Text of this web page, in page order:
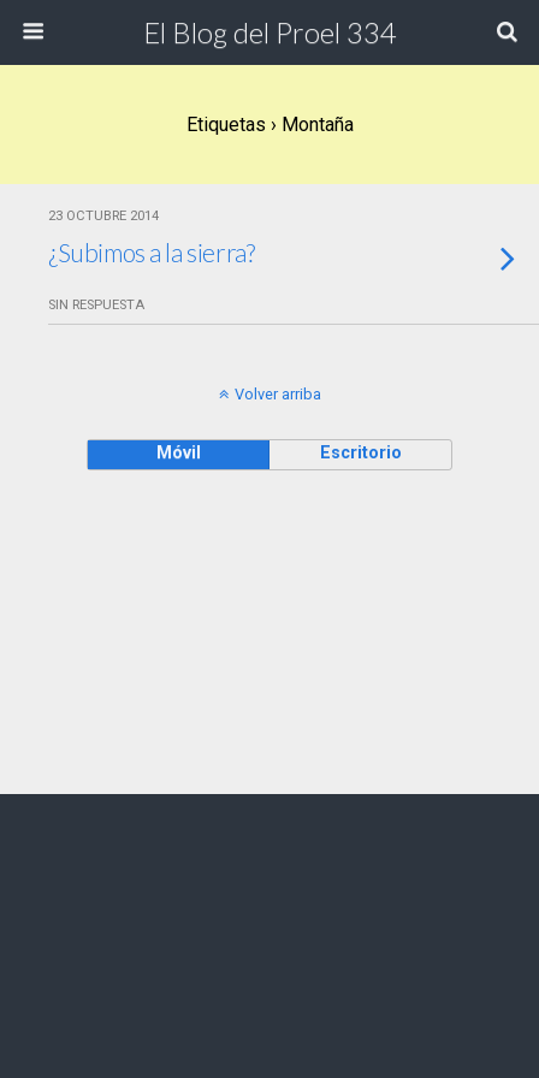
El Blog del Proel 334
Etiquetas › Montaña
23 OCTUBRE 2014
¿Subimos a la sierra?
SIN RESPUESTA
Volver arriba
Móvil Escritorio